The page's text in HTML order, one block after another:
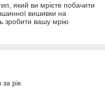
який ви мрієте побачити
вишивки на
зробити вашу мрію
рік